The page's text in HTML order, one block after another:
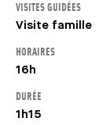
VISITES GUIDÉES
Visite famille
HORAIRES
16h
DURÉE
1h15